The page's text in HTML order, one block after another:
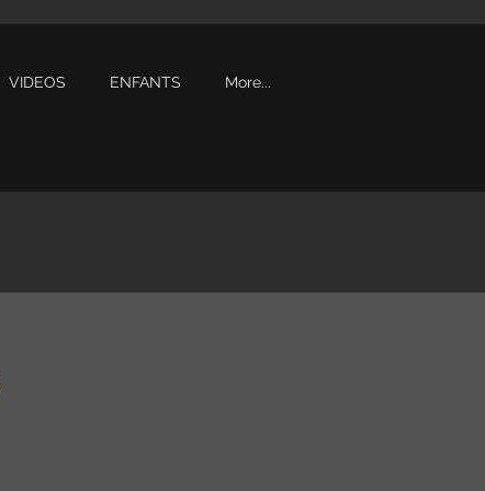
VIDEOS ENFANTS More...